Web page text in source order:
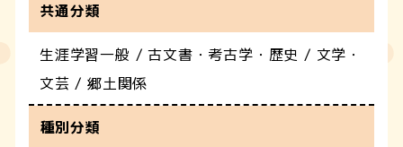
共通分類
生涯学習一般 / 古文書・考古学・歴史 / 文学・
文芸 / 郷土関係
種別分類